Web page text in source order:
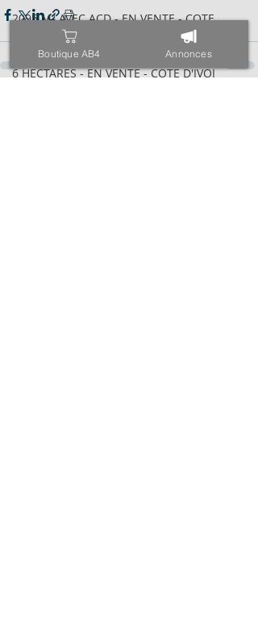
2095 M² AVEC ACD - EN VENTE - COTE
VILLA BASSE 04 PIÈCES - EN VENTE -
6 HECTARES - EN VENTE - COTE D'IVOI
Boutique AB4 Annonces